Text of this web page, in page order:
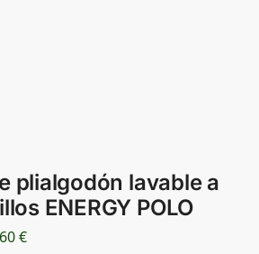
plialgodón lavable a
ENERGY POLO
€